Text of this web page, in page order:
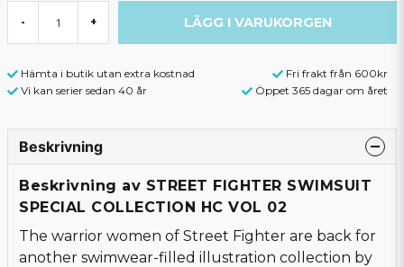
- + LÄGG I VARUKORGEN
Hämta i butik utan extra kostnad
Fri frakt från 600kr
Vi kan serier sedan 40 år
Öppet 365 dagar om året
Beskrivning
Beskrivning av STREET FIGHTER SWIMSUIT
SPECIAL COLLECTION HC VOL 02
The warrior women of Street Fighter are back for
another swimwear-filled illustration collection by